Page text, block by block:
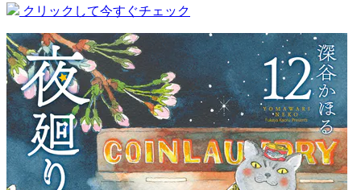
クリックして今すぐチェック